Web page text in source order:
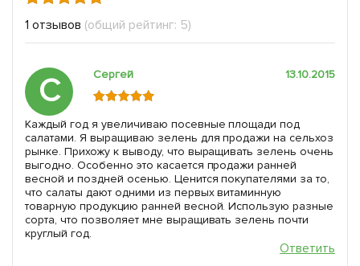
1 отзывов (общий рейтинг: 5)
С Сергей 13.10.2015
Каждый год я увеличиваю посевные площади под
салатами. Я выращиваю зелень для продажи на сельхоз
рынке. Прихожу к выводу, что выращивать зелень очень
выгодно. Особенно это касается продажи ранней
весной и поздней осенью. Ценится покупателями за то,
что салаты дают одними из первых витаминную
товарную продукцию ранней весной. Использую разные
сорта, что позволяет мне выращивать зелень почти
круглый год.
Ответить